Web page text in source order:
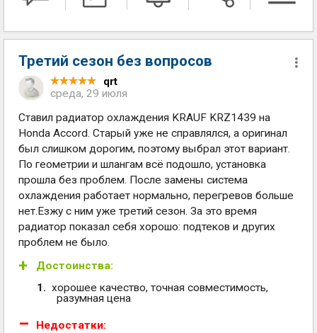
Третий сезон без вопросов
qrt
среда, 29 июля
Ставил радиатор охлаждения KRAUF KRZ1439 на
Honda Accord. Старый уже не справлялся, а оригинал
был слишком дорогим, поэтому выбрал этот вариант.
По геометрии и шлангам всё подошло, установка
прошла без проблем. После замены система
охлаждения работает нормально, перегревов больше
нет.Езжу с ним уже третий сезон. За это время
радиатор показал себя хорошо: подтеков и других
проблем не было.
Достоинства:
хорошее качество, точная совместимость,
разумная цена
Недостатки: